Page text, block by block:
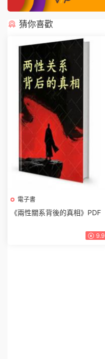
猜你喜歡
電子書
《兩性關系背後的真相》PDF
9.9